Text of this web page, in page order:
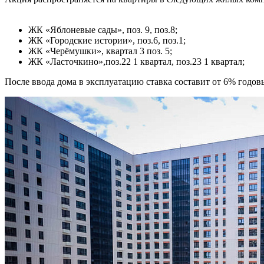
ЖК «Яблоневые сады», поз. 9, поз.8;
ЖК «Городские истории», поз.6, поз.1;
ЖК «Черёмушки», квартал 3 поз. 5;
ЖК «Ласточкино»,поз.22 1 квартал, поз.23 1 квартал;
После ввода дома в эксплуатацию ставка составит от 6%